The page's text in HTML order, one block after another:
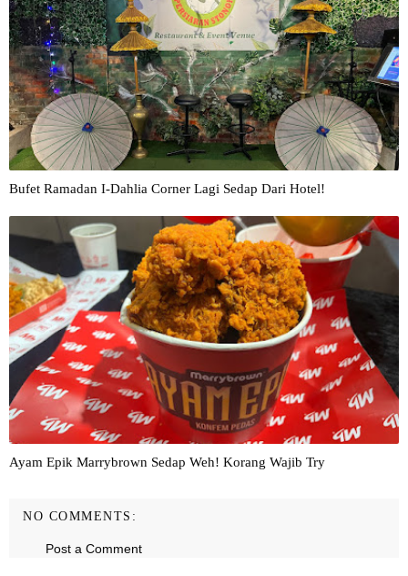
Bufet Ramadan I-Dahlia Corner Lagi Sedap Dari Hotel!
Ayam Epik Marrybrown Sedap Weh! Korang Wajib Try
NO COMMENTS:
Post a Comment